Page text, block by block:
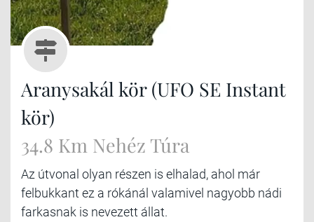
Aranysakál kör (UFO SE Instant
kör)
34.8 Km Nehéz Túra
Az útvonal olyan részen is elhalad, ahol már
felbukkant ez a rókánál valamivel nagyobb nádi
farkasnak is nevezett állat.